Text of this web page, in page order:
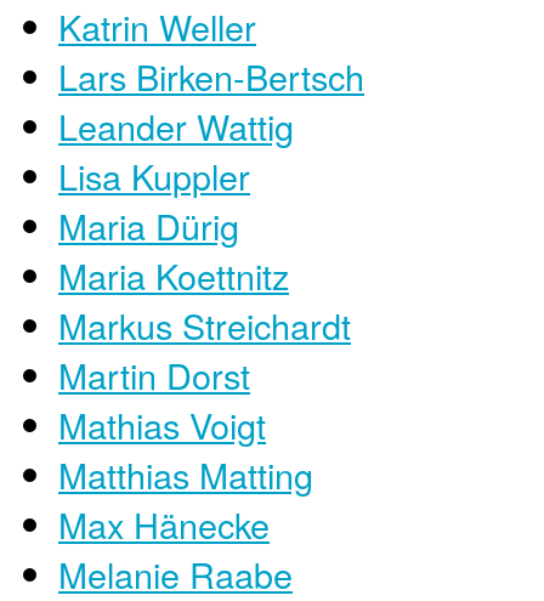
Katrin Weller
Lars Birken-Bertsch
Leander Wattig
Lisa Kuppler
Maria Dürig
Maria Koettnitz
Markus Streichardt
Martin Dorst
Mathias Voigt
Matthias Matting
Max Hänecke
Melanie Raabe